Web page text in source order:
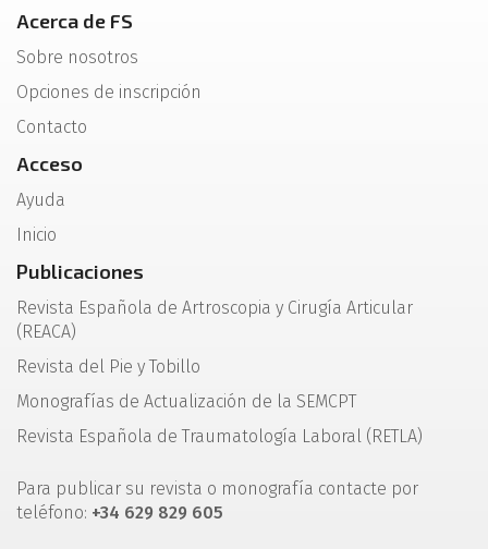
Acerca de FS
Sobre nosotros
Opciones de inscripción
Contacto
Acceso
Ayuda
Inicio
Publicaciones
Revista Española de Artroscopia y Cirugía Articular
(REACA)
Revista del Pie y Tobillo
Monografías de Actualización de la SEMCPT
Revista Española de Traumatología Laboral (RETLA)
Para publicar su revista o monografía contacte por
teléfono: +34 629 829 605